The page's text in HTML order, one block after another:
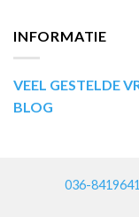
INFORMATIE
VEEL GESTELDE
BLOG
036-8419641